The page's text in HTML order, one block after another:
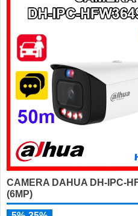
CAMERA DAHUA DH-IPC-
(6MP)